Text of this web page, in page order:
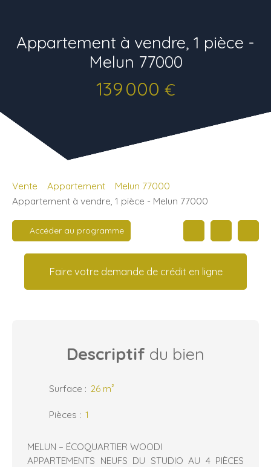
Appartement à vendre, 1 pièce -
Melun 77000
139 000 €
Vente Appartement
Melun 77000
Appartement à vendre, 1 pièce - Melun 77000
Accéder au programme
Faire votre demande de crédit en ligne
Descriptif du bien
Surface : 26 m²
Pièces : 1
MELUN – ÉCOQUARTIER WOODI
APPARTEMENTS NEUFS DU STUDIO AU 4 PIÈCES